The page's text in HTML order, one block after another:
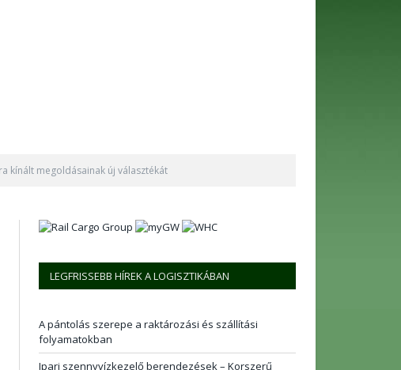
kínált megoldásainak új választékát
LEGFRISSEBB HÍREK A LOGISZTIKÁBAN
A pántolás szerepe a raktározási és szállítási
folyamatokban
Ipari szennyvízkezelő berendezések – Korszerű